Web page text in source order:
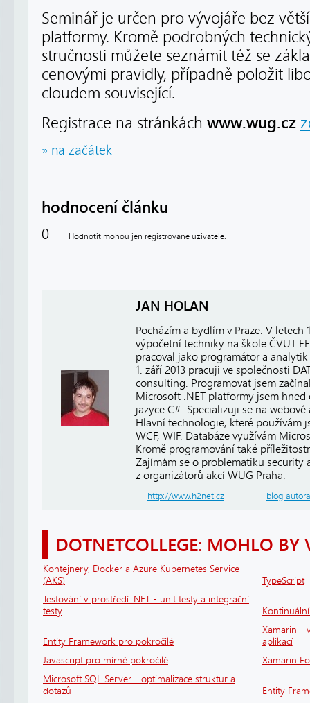
Seminář je určen pro vývojáře bez
platformy. Kromě podrobných
stručnosti můžete seznámit též se
cenovými pravidly, případně položit
cloudem související.
Registrace na stránkách www.wug.cz
» na začátek
hodnocení článku
0 Hodnotit mohou jen registrované uživatelé.
JAN HOLAN
Pocházím a bydlím v Praze. V letech
výpočetní techniky na škole ČVUT
pracoval jako programátor a
1. září 2013 pracuji ve společnosti
consulting. Programovat jsem
Microsoft .NET platformy jsem
jazyce C#. Specializuji se na
Hlavní technologie, které používám
WCF, WIF. Databáze využívám
Kromě programování také
Zajímám se o problematiku security
z organizátorů akcí WUG Praha.
http://www.h2net.cz blog autora
DOTNETCOLLEGE: MOHLO BY
Kontejnery, Docker a Azure Kubernetes Service
(AKS)
TypeScript
Testování v prostředí .NET - unit testy a integrační
testy
Entity Framework pro pokročilé
Xamarin -
aplikací
Javascript pro mírně pokročilé
Xamarin
Microsoft SQL Server - optimalizace struktur a
dotazů
Entity